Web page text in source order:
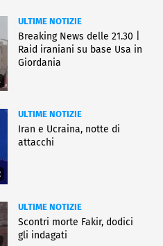
ULTIME NOTIZIE
Breaking News delle 21.30 |
Raid iraniani su base Usa in
Giordania
ULTIME NOTIZIE
Iran e Ucraina, notte di
attacchi
ULTIME NOTIZIE
Scontri morte Fakir, dodici
gli indagati